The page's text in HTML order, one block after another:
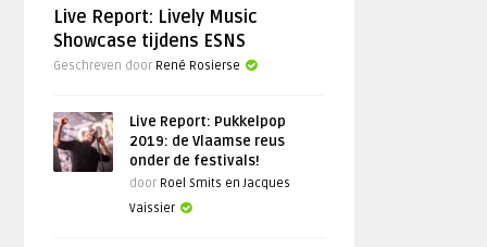
Live Report: Lively Music
Showcase tijdens ESNS
Geschreven door René Rosierse
Live Report: Pukkelpop
2019: de Vlaamse reus
onder de festivals!
door Roel Smits en Jacques
Vaissier